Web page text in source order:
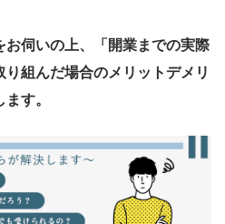
伺いの上、「開業までの実際
組んだ場合のメリットデメリ
す。